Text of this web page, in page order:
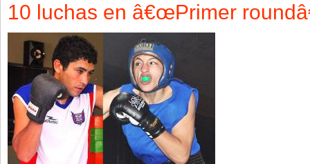
10 luchas en â€œPrimer